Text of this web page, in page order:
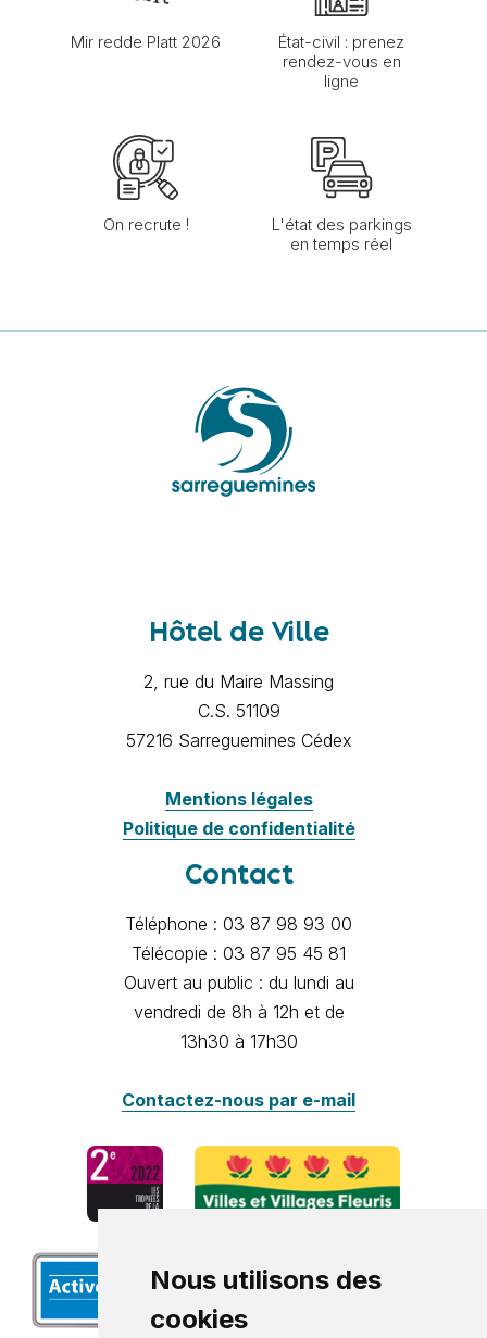
Nous utilisons des
cookies
Mir redde Platt 2026
État-civil : prenez
rendez-vous en
ligne
On recrute !
L'état des parkings
en temps réel
Hôtel de Ville
2, rue du Maire Massing
C.S. 51109
57216 Sarreguemines Cédex
Mentions légales
Politique de confidentialité
Contact
Téléphone : 03 87 98 93 00
Télécopie : 03 87 95 45 81
Ouvert au public : du lundi au
vendredi de 8h à 12h et de
13h30 à 17h30
Contactez-nous par e-mail